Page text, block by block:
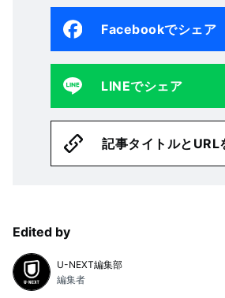
Facebookでシェア
LINEでシェア
記事タイトルとURL
Edited by
U-NEXT編集部
編集者